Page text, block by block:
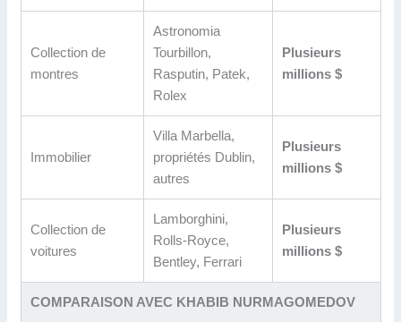
Collection de
montres
Astronomia
Tourbillon,
Rasputin, Patek,
Rolex
Plusieurs
millions $
Immobilier
Villa Marbella,
propriétés Dublin,
autres
Plusieurs
millions $
Collection de
voitures
Lamborghini,
Rolls-Royce,
Bentley, Ferrari
Plusieurs
millions $
COMPARAISON AVEC KHABIB NURMAGOMEDOV